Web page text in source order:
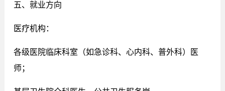
五、就业方向
医疗机构：
各级医院临床科室（如急诊科、心内科、普外科）医
师；